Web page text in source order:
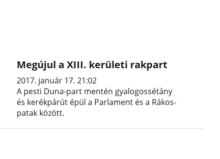
Megújul a XIII. kerületi rakpart
2017. január 17. 21:02
A pesti Duna-part mentén gyalogossétány
és kerékpárút épül a Parlament és a Rákos-
patak között.